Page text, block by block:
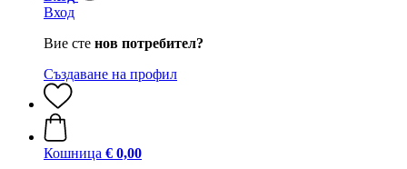
Вход
Вие сте нов потребител?
Създаване на профил
Кошница € 0,00